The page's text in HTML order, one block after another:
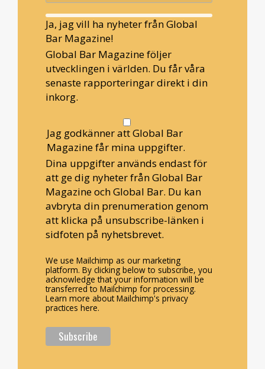
Ja, jag vill ha nyheter från Global
Bar Magazine!
Global Bar Magazine följer
utvecklingen i världen. Du får våra
senaste rapporteringar direkt i din
inkorg.
Jag godkänner att Global Bar
Magazine får mina uppgifter.
Dina uppgifter används endast för
att ge dig nyheter från Global Bar
Magazine och Global Bar. Du kan
avbryta din prenumeration genom
att klicka på unsubscribe-länken i
sidfoten på nyhetsbrevet.
We use Mailchimp as our marketing
platform. By clicking below to subscribe, you
acknowledge that your information will be
transferred to Mailchimp for processing.
Learn more about Mailchimp's privacy
practices here.